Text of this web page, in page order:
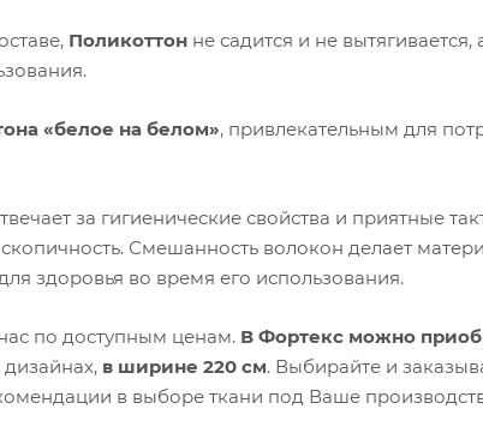
Поликоттон не садится и не вытягивается,
«белое на белом», привлекательным для
за гигиенические свойства и приятные
Смешанность волокон делает
здоровья во время его использования.
по доступным ценам. В Фортекс можно
в ширине 220 см. Выбирайте и
в выборе ткани под Ваше